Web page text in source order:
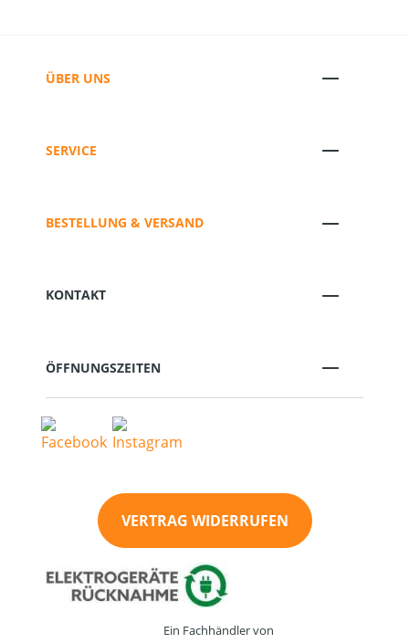
ÜBER UNS
SERVICE
BESTELLUNG & VERSAND
KONTAKT
ÖFFNUNGSZEITEN
VERTRAG WIDERRUFEN
Ein Fachhändler von